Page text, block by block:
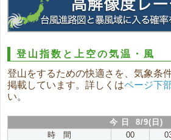
登山指数と上空の気温・風
登山をするための快適さを、気象条
掲載しています。詳しくはページ下
い。
今 日 8/9(日)
時 間
00